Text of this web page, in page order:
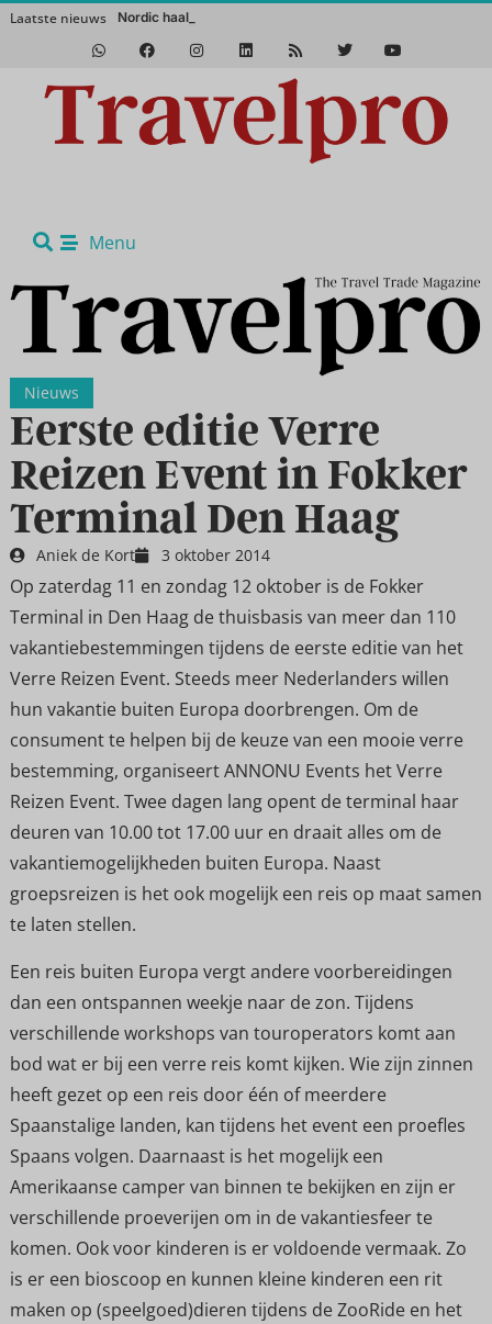
Laatste nieuws Nordic haalt het mag
Menu
Nieuws
Eerste editie Verre
Reizen Event in Fokker
Terminal Den Haag
Aniek de Kort 3 oktober 2014
Op zaterdag 11 en zondag 12 oktober is de Fokker
Terminal in Den Haag de thuisbasis van meer dan 110
vakantiebestemmingen tijdens de eerste editie van het
Verre Reizen Event. Steeds meer Nederlanders willen
hun vakantie buiten Europa doorbrengen. Om de
consument te helpen bij de keuze van een mooie verre
bestemming, organiseert ANNONU Events het Verre
Reizen Event. Twee dagen lang opent de terminal haar
deuren van 10.00 tot 17.00 uur en draait alles om de
vakantiemogelijkheden buiten Europa. Naast
groepsreizen is het ook mogelijk een reis op maat samen
te laten stellen.
Een reis buiten Europa vergt andere voorbereidingen
dan een ontspannen weekje naar de zon. Tijdens
verschillende workshops van touroperators komt aan
bod wat er bij een verre reis komt kijken. Wie zijn zinnen
heeft gezet op een reis door één of meerdere
Spaanstalige landen, kan tijdens het event een proefles
Spaans volgen. Daarnaast is het mogelijk een
Amerikaanse camper van binnen te bekijken en zijn er
verschillende proeverijen om in de vakantiesfeer te
komen. Ook voor kinderen is er voldoende vermaak. Zo
is er een bioscoop en kunnen kleine kinderen een rit
maken op (speelgoed)dieren tijdens de ZooRide en het